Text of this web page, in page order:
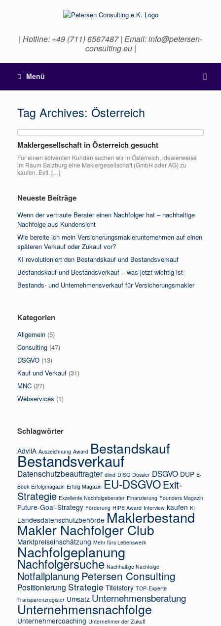
| Hotline: +49 (711) 6567487 | Email: info@petersen-
consulting.eu |
Menü
Tag Archives: Österreich
Maklergesellschaft in Österreich gesucht
Für einen solventen Kunden suchen wir in Österreich, idealerweise
im Raum Salzburg eine Maklergesellschaft (GmbH oder AG) zu
kaufen. Evtl. […]
Neueste Beiträge
Wenn der vertraute Berater einen Nachfolger hat – nachhaltige
Nachfolge aus Kundensicht
Wie bereite ich mein Versicherungsmaklerunternehmen auf einen
späteren Verkauf oder Zukauf vor?
KI revolutioniert den Bestandskauf und Bestandsverkauf
Bestandskauf und Bestandsverkauf – was jetzt wichtig ist
Bestands- und Unternehmensverkauf für Versicherungsmakler
Kategorien
Allgemein (5)
Consulting (47)
DSGVO (13)
Kauf und Verkauf (31)
MNC (27)
Webservices (1)
Schlagwörter
AdvilA Auszeichnung Award Bestandskauf
Bestandsverkauf
Datenschutzbeauftragter diind DISQ Dossier DSGVO DUP E-
Book Erfolgmagazin Erfolg Magazin EU-DSGVOExit-
Strategie Exzellente Nachfolgeberater Finanzierung Founders Magazin
Future-Goal-Strategy Förderung HIPE Award Interview kaufen KI
Landesdatenschutzbehörde Maklerbestand
Makler Nachfolger Club
Marktpreiseinschätzung Mehr fürs Lebenswerk
Nachfolgeplanung
Nachfolgersuche Nachhaltige Nachfolge
Notfallplanung Petersen Consulting
Positionierung Strategie Titelstory TOP-Experte
Transparenzregister Umsatz Unternehmensberatung
Unternehmensnachfolge
Unternehmercoaching Unternehmer der Zukuft